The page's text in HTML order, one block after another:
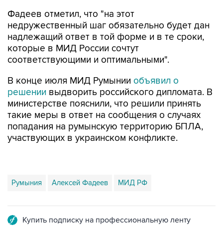
Фадеев отметил, что "на этот
недружественный шаг обязательно будет дан
надлежащий ответ в той форме и в те сроки,
которые в МИД России сочтут
соответствующими и оптимальными".
В конце июля МИД Румынии объявил о
решении выдворить российского дипломата. В
министерстве пояснили, что решили принять
такие меры в ответ на сообщения о случаях
попадания на румынскую территорию БПЛА,
участвующих в украинском конфликте.
Румыния Алексей Фадеев МИД РФ
Купить подписку на профессиональную ленту